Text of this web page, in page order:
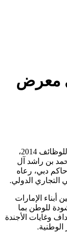
معرض
تشارك وزارة البيئة والمياه في معرض الإمارات للوظائف 2014،
بن راشد آل
دبي، رعاه
الإمارات
للوطن بما
وغايات الأجندة
الوطنية.